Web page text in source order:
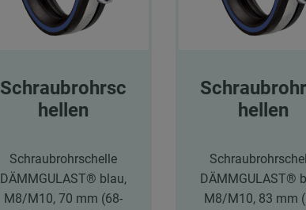
Schraubrohrsc
hellen
Schraubrohrschelle
DÄMMGULAST® blau,
M8/M10, 70 mm (68-
hellen
DÄMMGULAST®
M8/M10, 83 mm